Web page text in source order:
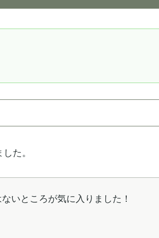
た。
いところが気に入りました！